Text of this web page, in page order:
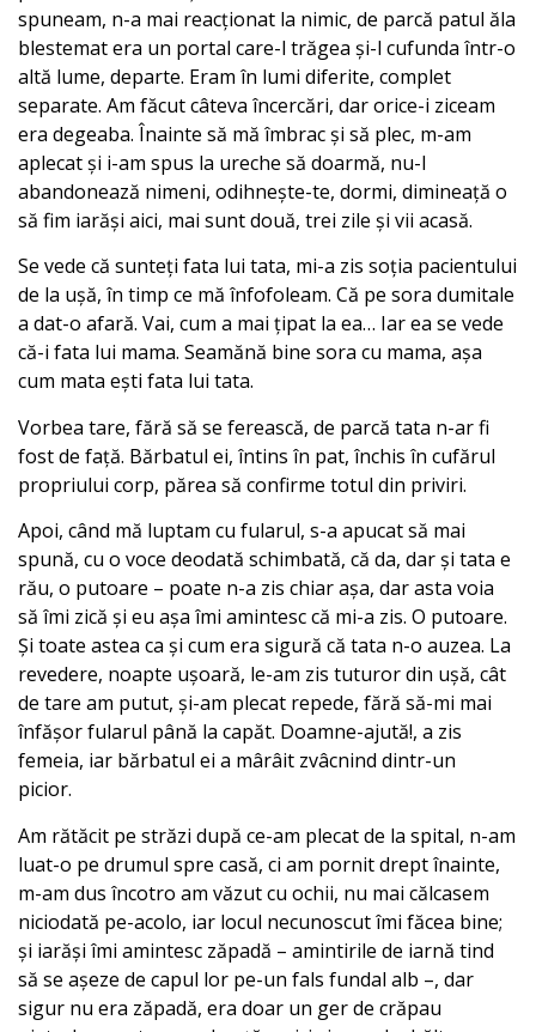
spuneam, n-a mai reacționat la nimic, de parcă patul ăla
blestemat era un portal care-l trăgea și-l cufunda într-o
altă lume, departe. Eram în lumi diferite, complet
separate. Am făcut câteva încercări, dar orice-i ziceam
era degeaba. Înainte să mă îmbrac și să plec, m-am
aplecat și i-am spus la ureche să doarmă, nu-l
abandonează nimeni, odihnește-te, dormi, dimineață o
să fim iarăși aici, mai sunt două, trei zile și vii acasă.
Se vede că sunteți fata lui tata, mi-a zis soția pacientului
de la ușă, în timp ce mă înfofoleam. Că pe sora dumitale
a dat-o afară. Vai, cum a mai țipat la ea… Iar ea se vede
că-i fata lui mama. Seamănă bine sora cu mama, așa
cum mata ești fata lui tata.
Vorbea tare, fără să se ferească, de parcă tata n-ar fi
fost de față. Bărbatul ei, întins în pat, închis în cufărul
propriului corp, părea să confirme totul din priviri.
Apoi, când mă luptam cu fularul, s-a apucat să mai
spună, cu o voce deodată schimbată, că da, dar și tata e
rău, o putoare – poate n-a zis chiar așa, dar asta voia
să îmi zică și eu așa îmi amintesc că mi-a zis. O putoare.
Și toate astea ca și cum era sigură că tata n-o auzea. La
revedere, noapte ușoară, le-am zis tuturor din ușă, cât
de tare am putut, și-am plecat repede, fără să-mi mai
înfășor fularul până la capăt. Doamne-ajută!, a zis
femeia, iar bărbatul ei a mârâit zvâcnind dintr-un
picior.
Am rătăcit pe străzi după ce-am plecat de la spital, n-am
luat-o pe drumul spre casă, ci am pornit drept înainte,
m-am dus încotro am văzut cu ochii, nu mai călcasem
niciodată pe-acolo, iar locul necunoscut îmi făcea bine;
și iarăși îmi amintesc zăpadă – amintirile de iarnă tind
să se așeze de capul lor pe-un fals fundal alb –, dar
sigur nu era zăpadă, era doar un ger de crăpau